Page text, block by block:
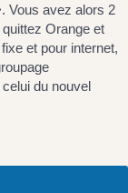
Vous avez alors 2
Orange et
et pour internet,
du nouvel